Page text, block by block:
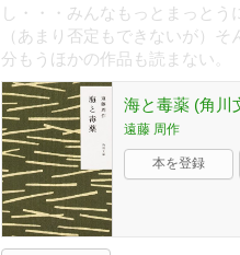
し・・・みんなもっとまっと
（あまり否定もできないが）
分もうほかの作品も読まない。
海と毒薬 (角川
遠藤 周作
本を登録